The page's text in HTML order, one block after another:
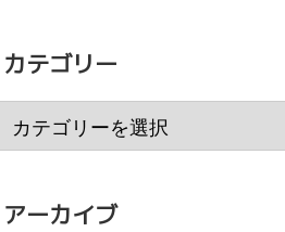
カテゴリー
アーカイブ